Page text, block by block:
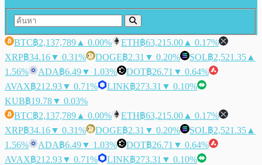
BTC฿2,137,789 ▲ 0.00% ETH฿63,215.00 ▲ 0.17%
XRP฿34.16▼ 0.31% DOGE฿2.31 ▼ 0.20% SOL฿2,521.35 ▲
1.56%
ADA฿6.49▼ 1.03% DOT฿26.71 ▼ 0.64%
AVAX฿212.93▼ 0.71% LINK฿273.31 ▼ 0.10%
KUB฿19.78▼ 0.03%
BTC฿2,137,789 ▲ 0.00% ETH฿63,215.00 ▲ 0.17%
XRP฿34.16▼ 0.31% DOGE฿2.31 ▼ 0.20% SOL฿2,521.35 ▲
1.56%
ADA฿6.49▼ 1.03% DOT฿26.71 ▼ 0.64%
AVAX฿212.93▼ 0.71% LINK฿273.31 ▼ 0.10%